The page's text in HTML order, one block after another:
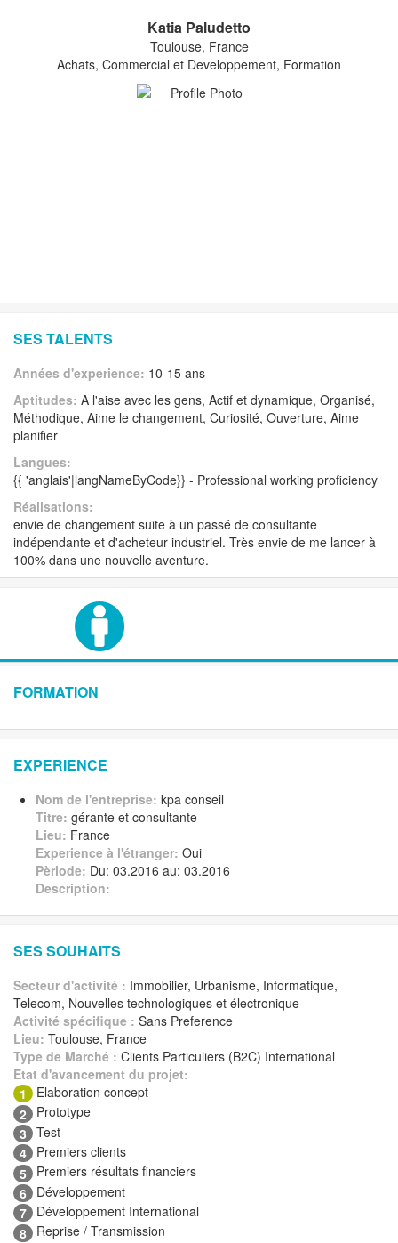
Katia Paludetto
Toulouse, France
Achats, Commercial et Developpement, Formation
SES TALENTS
Années d'experience: 10-15 ans
Aptitudes: A l'aise avec les gens, Actif et dynamique, Organisé,
Méthodique, Aime le changement, Curiosité, Ouverture, Aime
planifier
Langues:
{{ 'anglais'|langNameByCode}} - Professional working proficiency
Réalisations:
envie de changement suite à un passé de consultante
indépendante et d'acheteur industriel. Très envie de me lancer à
100% dans une nouvelle aventure.
FORMATION
EXPERIENCE
Nom de l'entreprise: kpa conseil
Titre: gérante et consultante
Lieu: France
Experience à l'étranger: Oui
Pèriode: Du: 03.2016 au: 03.2016
Description:
SES SOUHAITS
Secteur d'activité : Immobilier, Urbanisme, Informatique,
Telecom, Nouvelles technologiques et électronique
Activité spécifique : Sans Preference
Lieu: Toulouse, France
Type de Marché : Clients Particuliers (B2C) International
Etat d'avancement du projet:
1
Elaboration concept
2
Prototype
3 Test
4 Premiers clients
5 Premiers résultats financiers
6 Développement
7 Développement International
8 Reprise / Transmission